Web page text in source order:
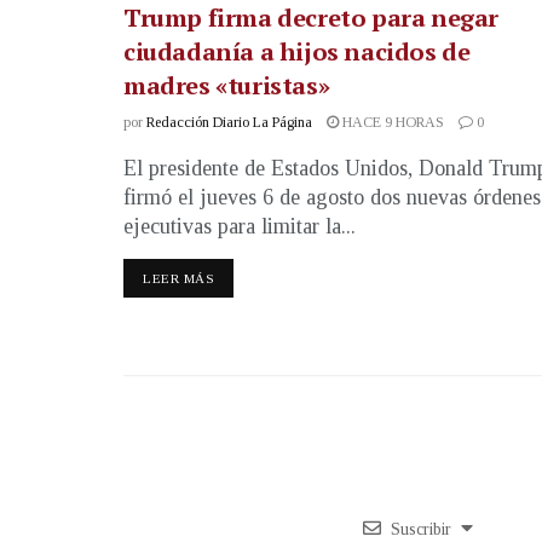
Trump firma decreto para negar
ciudadanía a hijos nacidos de
madres «turistas»
por Redacción Diario La Página HACE 9 HORAS 0
El presidente de Estados Unidos, Donald
firmó el jueves 6 de agosto dos nuevas órdenes
ejecutivas para limitar la...
LEER MÁS
Suscribir